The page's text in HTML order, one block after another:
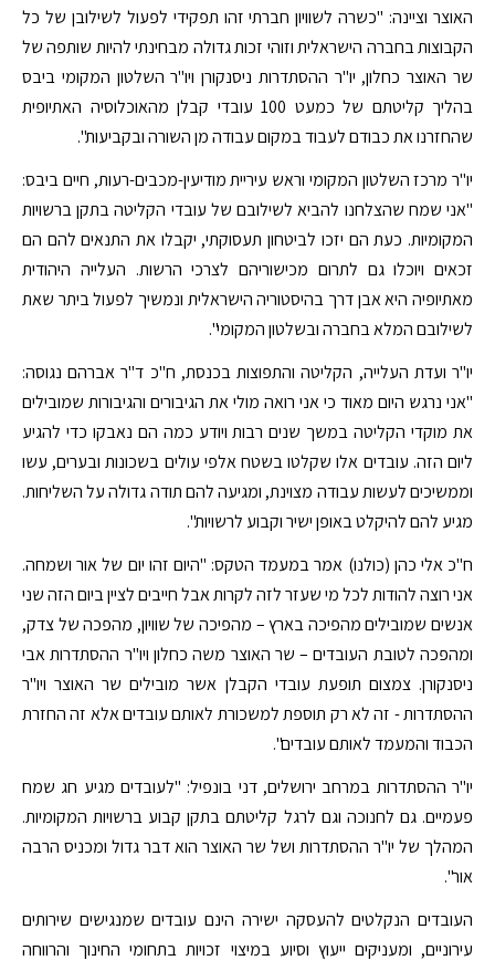
האוצר וציינה: "כשרה לשוויון חברתי זהו תפקידי לפעול לשילובן של כל
הקבוצות בחברה הישראלית וזוהי זכות גדולה מבחינתי להיות שותפה של
שר האוצר כחלון, יו"ר ההסתדרות ניסנקורן ויו"ר השלטון המקומי ביבס
בהליך קליטתם של כמעט 100 עובדי קבלן מהאוכלוסיה האתיופית
שהחזרנו את כבודם לעבוד במקום עבודה מן השורה ובקביעות".
יו"ר מרכז השלטון המקומי וראש עיריית מודיעין-מכבים-רעות, חיים ביבס:
"אני שמח שהצלחנו להביא לשילובם של עובדי הקליטה בתקן ברשויות
המקומיות. כעת הם יזכו לביטחון תעסוקתי, יקבלו את התנאים להם הם
זכאים ויוכלו גם לתרום מכישוריהם לצרכי הרשות. העלייה היהודית
מאתיופיה היא אבן דרך בהיסטוריה הישראלית ונמשיך לפעול ביתר שאת
לשילובם המלא בחברה ובשלטון המקומי".
יו"ר ועדת העלייה, הקליטה והתפוצות בכנסת, ח"כ ד"ר אברהם נגוסה:
"אני נרגש היום מאוד כי אני רואה מולי את הגיבורים והגיבורות שמובילים
את מוקדי הקליטה במשך שנים רבות ויודע כמה הם נאבקו כדי להגיע
ליום הזה. עובדים אלו שקלטו בשטח אלפי עולים בשכונות ובערים, עשו
וממשיכים לעשות עבודה מצוינת, ומגיעה להם תודה גדולה על השליחות.
מגיע להם להיקלט באופן ישיר וקבוע לרשויות".
ח"כ אלי כהן (כולנו) אמר במעמד הטקס: "היום זהו יום של אור ושמחה.
אני רוצה להודות לכל מי שעזר לזה לקרות אבל חייבים לציין ביום הזה שני
אנשים שמובילים מהפיכה בארץ – מהפיכה של שוויון, מהפכה של צדק,
ומהפכה לטובת העובדים – שר האוצר משה כחלון ויו"ר ההסתדרות אבי
ניסנקורן. צמצום תופעת עובדי הקבלן אשר מובילים שר האוצר ויו"ר
ההסתדרות - זה לא רק תוספת למשכורת לאותם עובדים אלא זה החזרת
הכבוד והמעמד לאותם עובדים".
יו"ר ההסתדרות במרחב ירושלים, דני בונפיל: "לעובדים מגיע חג שמח
פעמיים. גם לחנוכה וגם לרגל קליטתם בתקן קבוע ברשויות המקומיות.
המהלך של יו"ר ההסתדרות ושל שר האוצר הוא דבר גדול ומכניס הרבה
אור".
העובדים הנקלטים להעסקה ישירה הינם עובדים שמנגישים שירותים
עירוניים, ומעניקים ייעוץ וסיוע במיצוי זכויות בתחומי החינוך והרווחה